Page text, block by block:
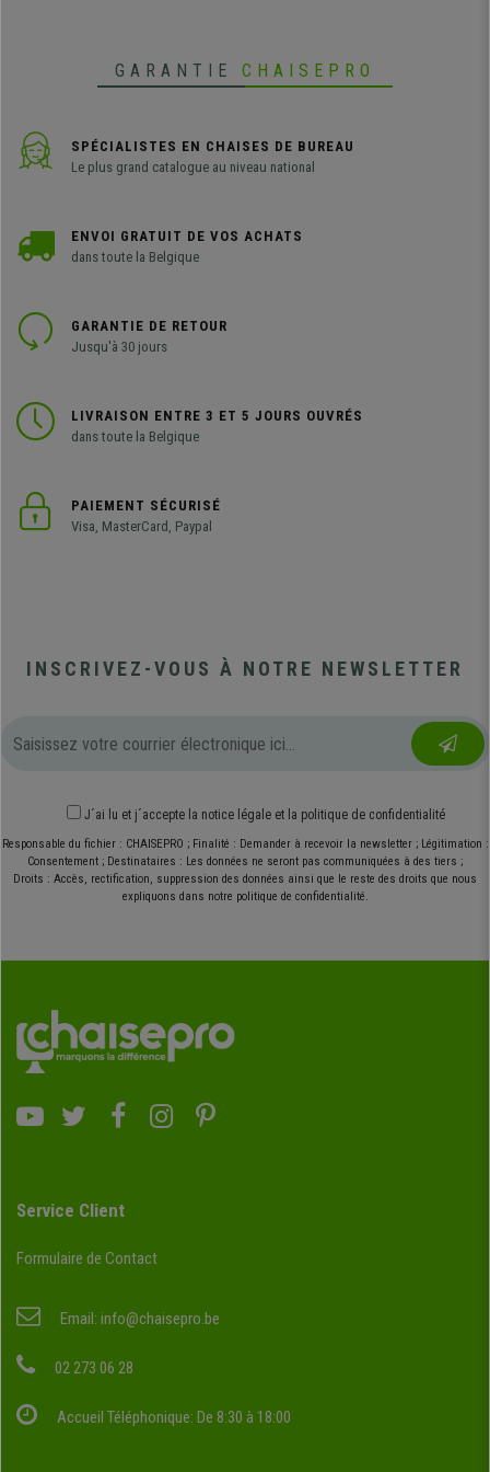
GARANTIE CHAISEPRO
SPÉCIALISTES EN CHAISES DE BUREAU
Le plus grand catalogue au niveau national
ENVOI GRATUIT DE VOS ACHATS
dans toute la Belgique
GARANTIE DE RETOUR
Jusqu'à 30 jours
LIVRAISON ENTRE 3 ET 5 JOURS OUVRÉS
dans toute la Belgique
PAIEMENT SÉCURISÉ
Visa, MasterCard, Paypal
INSCRIVEZ-VOUS À NOTRE NEWSLETTER
J´ai lu et j´accepte la notice légale et la politique de confidentialité
Responsable du fichier : CHAISEPRO ; Finalité : Demander à recevoir la newsletter ; Légitimation :
Consentement ; Destinataires : Les données ne seront pas communiquées à des tiers ;
Droits : Accès, rectification, suppression des données ainsi que le reste des droits que nous
expliquons dans notre politique de confidentialité.
Service Client
Formulaire de Contact
Email: info@chaisepro.be
02 273 06 28
Accueil Téléphonique: De 8:30 à 18:00